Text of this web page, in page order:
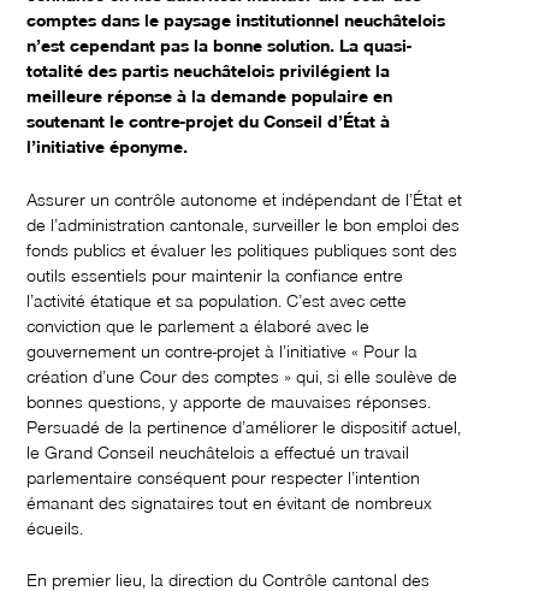
comptes dans le paysage institutionnel neuchâtelois
n’est cependant pas la bonne solution. La quasi-
totalité des partis neuchâtelois privilégient la
meilleure réponse à la demande populaire en
soutenant le contre-projet du Conseil d’État à
l’initiative éponyme.
Assurer un contrôle autonome et indépendant de l’État et
de l’administration cantonale, surveiller le bon emploi des
fonds publics et évaluer les politiques publiques sont des
outils essentiels pour maintenir la confiance entre
l’activité étatique et sa population. C’est avec cette
conviction que le parlement a élaboré avec le
gouvernement un contre-projet à l’initiative « Pour la
création d’une Cour des comptes » qui, si elle soulève de
bonnes questions, y apporte de mauvaises réponses.
Persuadé de la pertinence d’améliorer le dispositif actuel,
le Grand Conseil neuchâtelois a effectué un travail
parlementaire conséquent pour respecter l’intention
émanant des signataires tout en évitant de nombreux
écueils.
En premier lieu, la direction du Contrôle cantonal des